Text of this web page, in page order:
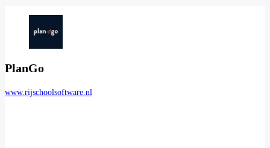
PlanGo
www.rijschoolsoftware.nl